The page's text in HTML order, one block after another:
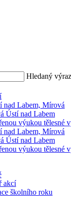
Hledaný výraz
Ústí nad Labem
výukou tělesné
Ústí nad Labem
výukou tělesné
akcí
školního roku